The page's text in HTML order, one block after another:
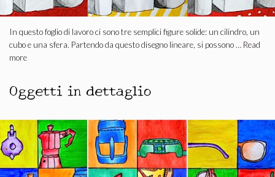
In questo foglio di lavoro ci sono tre semplici figure solide: un cilindro, un
cubo e una sfera. Partendo da questo disegno lineare, si possono … Read
more
Oggetti in dettaglio